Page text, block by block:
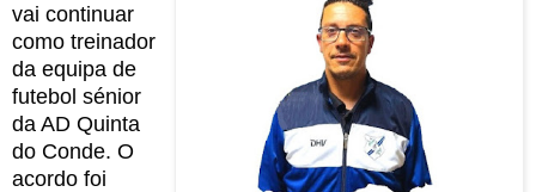
vai continuar
como treinador
da equipa de
futebol sénior
da AD Quinta
do Conde. O
acordo foi